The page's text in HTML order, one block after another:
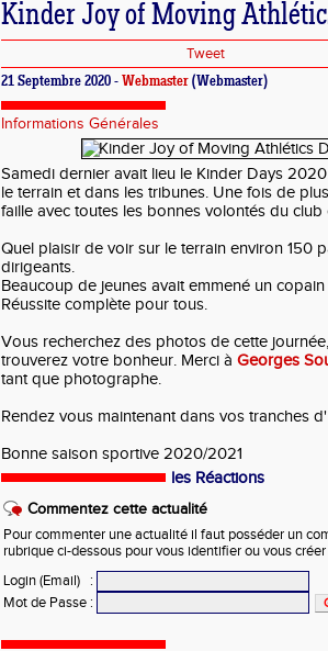
Kinder Joy of Moving
Tweet
21 Septembre 2020 - Webmaster (Webmaster)
Informations Générales
Samedi dernier avait lieu le Kinder Days
le terrain et dans les tribunes. Une fois de
faille avec toutes les bonnes volontés du
Quel plaisir de voir sur le terrain environ 150
dirigeants.
Beaucoup de jeunes avait emmené un
Réussite complète pour tous.
Vous recherchez des photos de cette
trouverez votre bonheur. Merci à Georges
tant que photographe.
Rendez vous maintenant dans vos tranches
Bonne saison sportive 2020/2021
les Réactions
Commentez cette actualité
Pour commenter une actualité il faut posséder un
rubrique ci-dessous pour vous identifier ou vous
Login (Email)
:
Mot de Passe :